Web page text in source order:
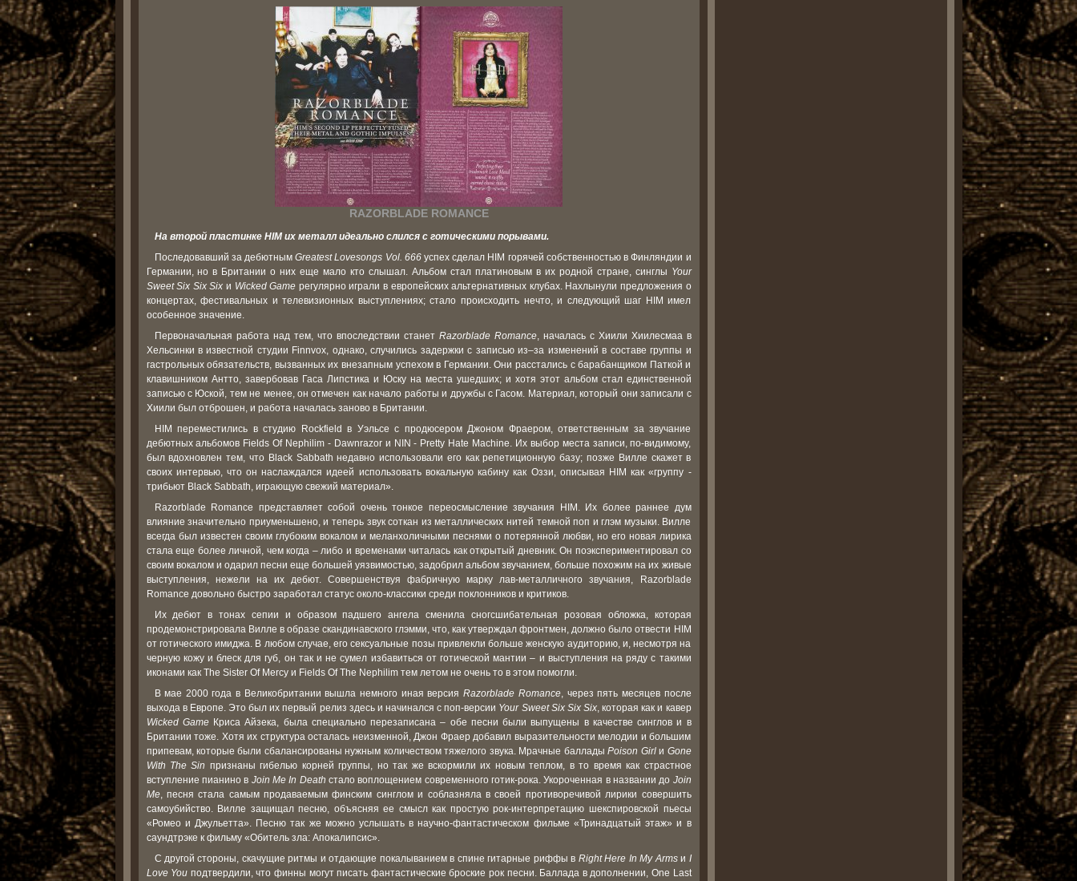
RAZORBLADE ROMANCE
На второй пластинке HIM их металл идеально слился с готическими порывами.
Последовавший за дебютнымGreatest Lovesongs Vol. 666успех сделал HIM горячей собственностью в Финляндии и
Германии, но в Британии о них еще мало кто слышал. Альбом стал платиновым в их родной стране, синглы Your
Sweet Six Six Six и Wicked Game регулярно играли в европейских альтернативных клубах. Нахлынули предложения о
концертах, фестивальных и телевизионных выступлениях; стало происходить нечто, и следующий шаг HIM имел
особенное значение.
Первоначальная работа над тем, что впоследствии станет Razorblade Romance, началась с Хиили Хиилесмаа в
Хельсинки в известной студии Finnvox, однако, случились задержки с записью из–за изменений в составе группы и
гастрольных обязательств, вызванных их внезапным успехом в Германии. Они расстались с барабанщиком Паткой и
клавишником Антто, завербовав Гаса Липстика и Юску на места ушедших; и хотя этот альбом стал единственной
записью с Юской, тем не менее, он отмечен как начало работы и дружбы с Гасом. Материал, который они записали с
Хиили был отброшен, и работа началась заново в Британии.
HIM переместились в студию Rockfield в Уэльсе с продюсером Джоном Фраером, ответственным за звучание
дебютных альбомов Fields Of Nephilim - Dawnrazor и NIN - Pretty Hate Machine. Их выбор места записи, по-видимому,
был вдохновлен тем, что Black Sabbath недавно использовали его как репетиционную базу; позже Вилле скажет в
своих интервью, что он наслаждался идеей использовать вокальную кабину как Оззи, описывая HIM как «группу -
трибьют Black Sabbath, играющую свежий материал».
Razorblade Romance представляет собой очень тонкое переосмысление звучания HIM. Их более раннее дум
влияние значительно приуменьшено, и теперь звук соткан из металлических нитей темной поп и глэм музыки. Вилле
всегда был известен своим глубоким вокалом и меланхоличными песнями о потерянной любви, но его новая лирика
стала еще более личной, чем когда – либо и временами читалась как открытый дневник. Он поэкспериментировал со
своим вокалом и одарил песни еще большей уязвимостью, задобрил альбом звучанием, больше похожим на их живые
выступления, нежели на их дебют. Совершенствуя фабричную марку лав-металличного звучания, Razorblade
Romance довольно быстро заработал статус около-классики среди поклонников и критиков.
Их дебют в тонах сепии и образом падшего ангела сменила сногсшибательная розовая обложка, которая
продемонстрировала Вилле в образе скандинавского глэмми, что, как утверждал фронтмен, должно было отвести HIM
от готического имиджа. В любом случае, его сексуальные позы привлекли больше женскую аудиторию, и, несмотря на
черную кожу и блеск для губ, он так и не сумел избавиться от готической мантии – и выступления на ряду с такими
иконами как The Sister Of Mercy и Fields Of The Nephilim тем летом не очень то в этом помогли.
В мае 2000 года в Великобритании вышла немного иная версияRazorblade Romance, через пять месяцев после
выхода в Европе. Это был их первый релиз здесь и начинался с поп-версии Your Sweet Six Six Six, которая как и кавер
Wicked GameКриса Айзека, была специально перезаписана – обе песни были выпущены в качестве синглов и в
Британии тоже. Хотя их структура осталась неизменной, Джон Фраер добавил выразительности мелодии и большим
припевам, которые были сбалансированы нужным количеством тяжелого звука. Мрачные балладыPoison Girlи Gone
With The Sin признаны гибелью корней группы, но так же вскормили их новым теплом, в то время как страстное
вступление пианино в Join Me In Death стало воплощением современного готик-рока. Укороченная в названии до Join
Me, песня стала самым продаваемым финским синглом и соблазняла в своей противоречивой лирики совершить
самоубийство. Вилле защищал песню, объясняя ее смысл как простую рок-интерпретацию шекспировской пьесы
«Ромео и Джульетта». Песню так же можно услышать в научно-фантастическом фильме «Тринадцатый этаж» и в
саундтрэке к фильму «Обитель зла: Апокалипсис».
С другой стороны, скачущие ритмы и отдающие покалыванием в спине гитарные риффы в Right Here In My Armsи I
Love You подтвердили, что финны могут писать фантастические броские рок песни. Баллада в дополнении, One Last